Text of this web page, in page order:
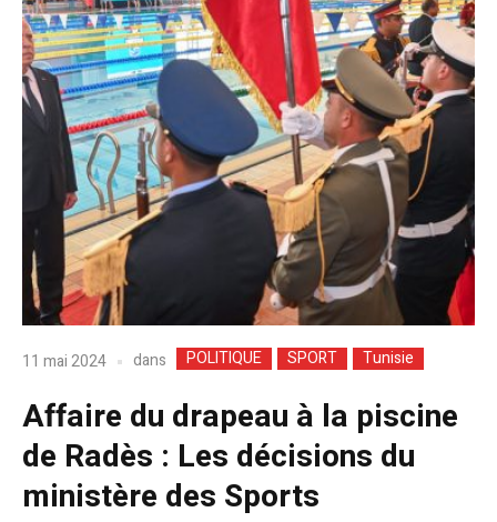
11 mai 2024 dans POLITIQUE SPORT Tunisie
Affaire du drapeau à la piscine
de Radès : Les décisions du
ministère des Sports